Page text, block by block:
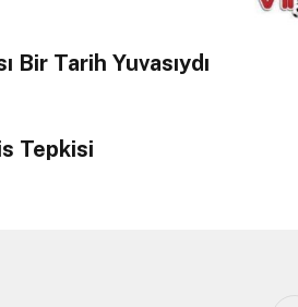
Bir Tarih Yuvasıydı
Tepkisi